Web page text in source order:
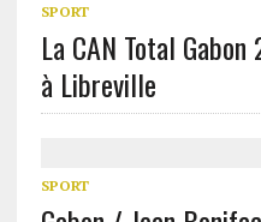
SPORT
La CAN Total
à Libreville
SPORT